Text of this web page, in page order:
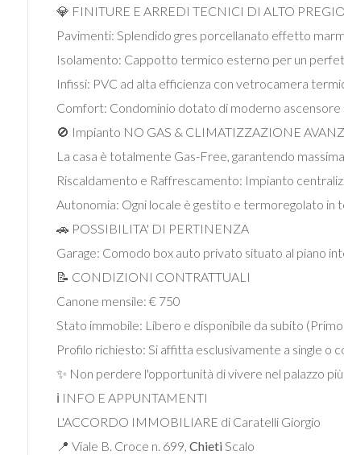
💎 FINITURE E ARREDI TECNICI DI ALTO PREGIO
Pavimenti: Splendido gres porcellanato effetto
Isolamento: Cappotto termico esterno per un
Infissi: PVC ad alta efficienza con vetrocamera
Comfort: Condominio dotato di moderno ascensore
🚫 Impianto NO GAS & CLIMATIZZAZIONE
La casa è totalmente Gas-Free, garantendo
Riscaldamento e Raffrescamento: Impianto
Autonomia: Ogni locale è gestito e termoregolato
🚗 POSSIBILITA' DI PERTINENZA
Garage: Comodo box auto privato situato al piano
📝 CONDIZIONI CONTRATTUALI
Canone mensile: € 750
Stato immobile: Libero e disponibile da subito (Primo
Profilo richiesto: Si affitta esclusivamente a single
✨ Non perdere l'opportunità di vivere nel palazzo
ℹ️ INFO E APPUNTAMENTI
L'ACCORDO IMMOBILIARE di Caratelli Giorgio
📍 Viale B. Croce n. 699, ChietiScalo
Bagni
minimi